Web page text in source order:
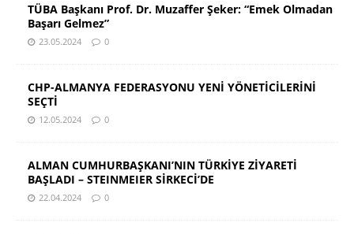
TÜBA Başkanı Prof. Dr. Muzaffer Şeker: “Emek Olmadan
Başarı Gelmez”
23.05.2024 0
CHP-ALMANYA FEDERASYONU YENİ YÖNETİCİLERİNİ
SEÇTİ
12.05.2024 0
ALMAN CUMHURBAŞKANI’NIN TÜRKİYE ZİYARETİ
BAŞLADI – STEINMEIER SİRKECİ’DE
22.04.2024 0